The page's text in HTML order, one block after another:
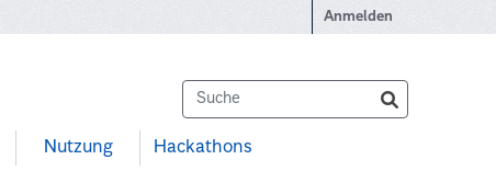
Anmelden
Nutzung Hackathons